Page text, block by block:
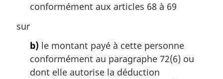
e
conformément aux articles 68 à 69
sur
b) le montant payé à cette personne
conformément au paragraphe 72(6) ou
dont elle autorise la déduction